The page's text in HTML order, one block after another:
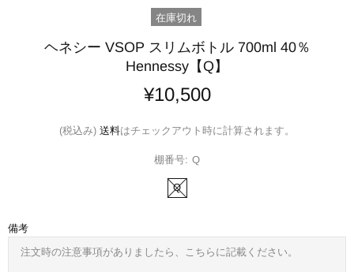
在庫切れ
ヘネシー VSOP スリムボトル 700ml 40％
Hennessy【Q】
¥10,500
(税込み) 送料はチェックアウト時に計算されます。
棚番号: Q
Q
備考